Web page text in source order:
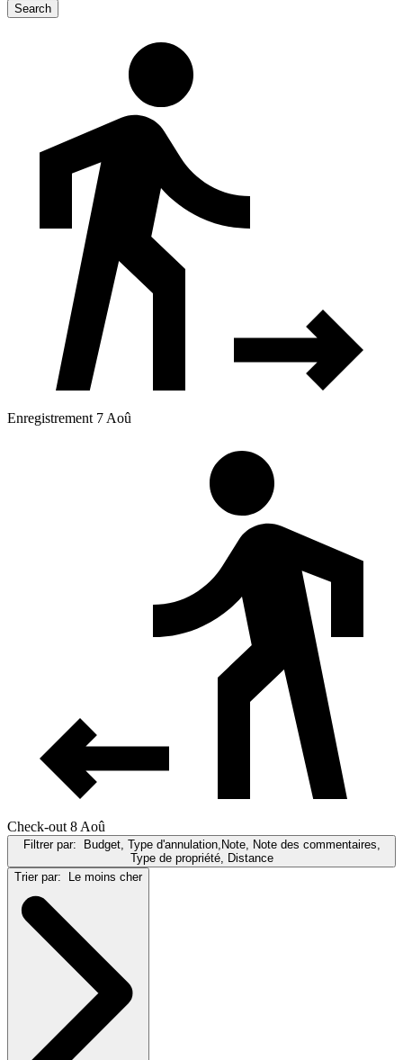
Search
Enregistrement 7 Aoû
Check-out 8 Aoû
Filtrer par:
Budget, Type d'annulation,Note, Note des commentaires,
Type de propriété, Distance
Trier par:
Le moins cher